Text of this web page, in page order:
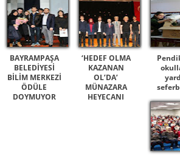
BAYRAMPAŞA
BELEDİYESİ
BİLİM MERKEZİ
ÖDÜLE
DOYMUYOR
‘HEDEF OLMA
KAZANAN
OL’DA’
MÜNAZARA
HEYECANI